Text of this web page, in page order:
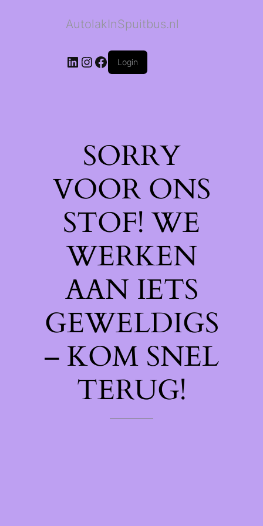
AutolakInSpuitbus.nl
LinkedIn
Instagram
Facebook
Login
SORRY
VOOR ONS
STOF! WE
WERKEN
AAN IETS
GEWELDIGS
– KOM SNEL
TERUG!